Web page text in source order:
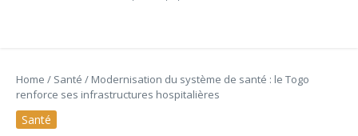
Home / Santé / Modernisation du système de santé : le Togo
renforce ses infrastructures hospitalières
Santé